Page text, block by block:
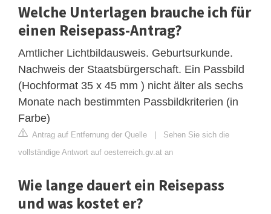
Welche Unterlagen brauche ich für
einen Reisepass-Antrag?
Amtlicher Lichtbildausweis. Geburtsurkunde.
Nachweis der Staatsbürgerschaft. Ein Passbild
(Hochformat 35 x 45 mm ) nicht älter als sechs
Monate nach bestimmten Passbildkriterien (in
Farbe)
Antrag auf Entfernung der Quelle
Sehen Sie sich die
vollständige Antwort auf oesterreich.gv.at an
Wie lange dauert ein Reisepass
und was kostet er?